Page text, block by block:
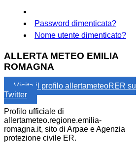
Password dimenticata?
Nome utente dimenticato?
ALLERTA METEO EMILIA
ROMAGNA
Visita il profilo allertameteoRER su
Twitter
Profilo ufficiale di
allertameteo.regione.emilia-
romagna.it, sito di Arpae e Agenzia
protezione civile ER.